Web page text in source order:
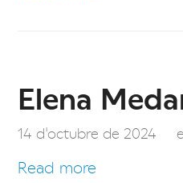
Elena
14 d'octubre de 2024
Read more